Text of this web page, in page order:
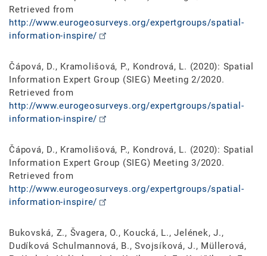
Retrieved from
http://www.eurogeosurveys.org/expertgroups/spatial-
information-inspire/
Čápová, D., Kramolišová, P., Kondrová, L. (2020): Spatial
Information Expert Group (SIEG) Meeting 2/2020.
Retrieved from
http://www.eurogeosurveys.org/expertgroups/spatial-
information-inspire/
Čápová, D., Kramolišová, P., Kondrová, L. (2020): Spatial
Information Expert Group (SIEG) Meeting 3/2020.
Retrieved from
http://www.eurogeosurveys.org/expertgroups/spatial-
information-inspire/
Bukovská, Z., Švagera, O., Koucká, L., Jelének, J.,
Dudíková Schulmannová, B., Svojsíková, J., Müllerová,